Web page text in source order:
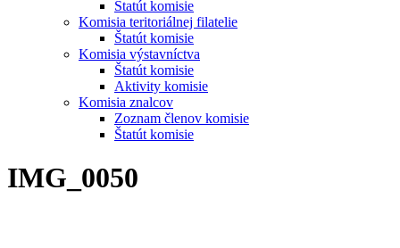
Štatút komisie
Komisia teritoriálnej filatelie
Štatút komisie
Komisia výstavníctva
Štatút komisie
Aktivity komisie
Komisia znalcov
Zoznam členov komisie
Štatút komisie
IMG_0050